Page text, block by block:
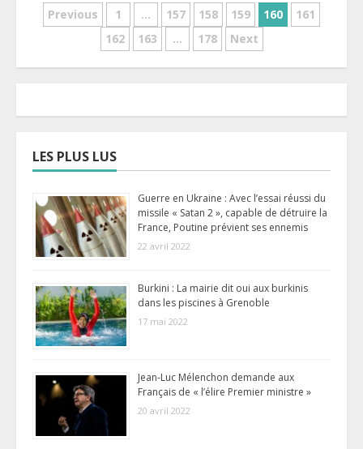
Pagination
Previous 1 … 157 158 159 160
161
162
163 … 178 Next
LES PLUS LUS
Guerre en Ukraine : Avec l’essai réussi du
missile « Satan 2 », capable de détruire la
France, Poutine prévient ses ennemis
22 avril 2022
Burkini : La mairie dit oui aux burkinis
dans les piscines à Grenoble
17 mai 2022
Jean-Luc Mélenchon demande aux
Français de « l’élire Premier ministre »
20 avril 2022